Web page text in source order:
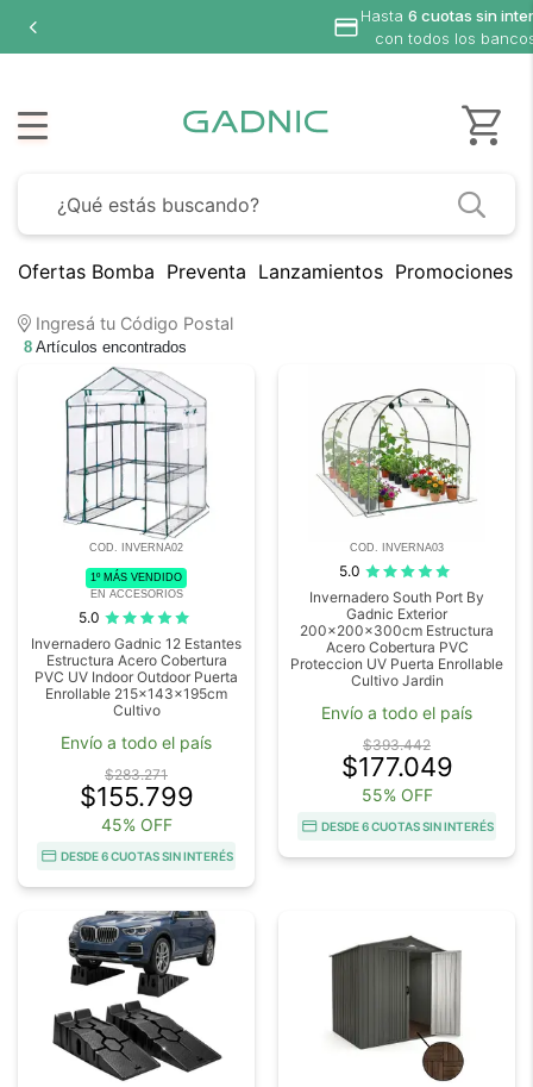
Hasta 6 cuotas sin
con todos los
Ofertas Bomba Preventa Lanzamientos Promociones
Ingresá tu Código Postal
8 Artículos encontrados
COD. INVERNA02
1º MÁS VENDIDO
EN ACCESORIOS
5.0
Invernadero Gadnic 12 Estantes
Estructura Acero Cobertura
PVC UV Indoor Outdoor Puerta
Enrollable 215x143x195cm
Cultivo
Envío a todo el país
$283.271
$155.799
45% OFF
DESDE 6 CUOTAS SIN INTERÉS
COD. INVERNA03
5.0
Invernadero South Port By
Gadnic Exterior
200x200x300cm Estructura
Acero Cobertura PVC
Proteccion UV Puerta Enrollable
Cultivo Jardin
Envío a todo el país
$393.442
$177.049
55% OFF
DESDE 6 CUOTAS SIN INTERÉS